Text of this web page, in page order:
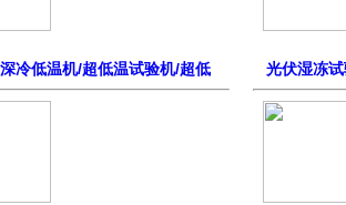
冷低温机/超低温试验机/超低 光伏湿冻